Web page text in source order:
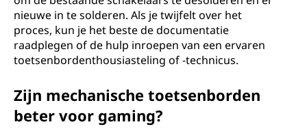
nieuwe in te solderen. Als je twijfelt over het
proces, kun je het beste de documentatie
raadplegen of de hulp inroepen van een ervaren
toetsenbordenthousiasteling of -technicus.
Zijn mechanische toetsenborden
beter voor gaming?